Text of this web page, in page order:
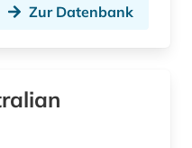
national library of australia <canberra> (1)
Zur Datenbank